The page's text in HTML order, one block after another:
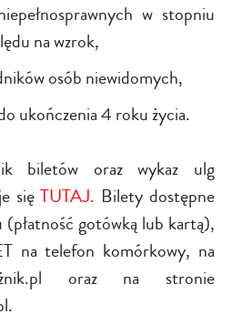
w stopniu
na wzrok,
osób niewidomych,
ukończenia 4 roku życia.
biletów oraz wykaz ulg
sięTUTAJ. Bilety dostępne
(płatność gotówką lub kartą),
na telefon komórkowy, na
oraz na stronie